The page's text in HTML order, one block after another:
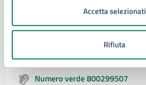
Accetta selezionati
Rifiuta
Contatta il comune
Richiedi assistenza
Numero verde 800299507